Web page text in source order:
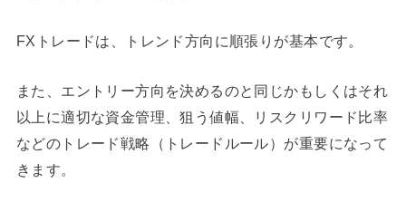
FXトレードは、トレンド方向に順張りが基本です。
また、エントリー方向を決めるのと同じかもしくはそれ
以上に適切な資金管理、狙う値幅、リスクリワード比率
などのトレード戦略（トレードルール）が重要になって
きます。